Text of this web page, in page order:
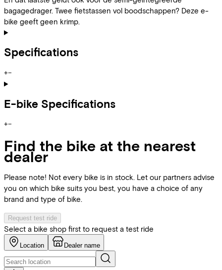
bagagedrager. Twee fietstassen vol boodschappen? Deze e-
bike geeft geen krimp.
Specifications
+−
E-bike Specifications
+−
Find the bike at the nearest
dealer
Please note! Not every bike is in stock. Let our partners advise
you on which bike suits you best, you have a choice of any
brand and type of bike.
Request test ride
Select a bike shop first to request a test ride
Location Dealer name